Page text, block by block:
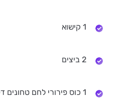
1 קישוא
2 ביצים
1 כוס פירורי לחם טחונים דק